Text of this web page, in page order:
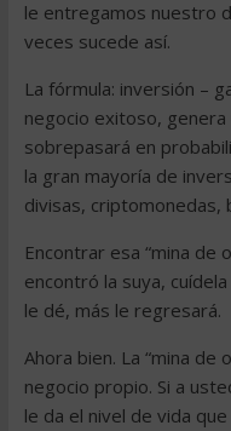
le entregamos nuestro
veces sucede así.
La fórmula: inversión –
negocio exitoso,
sobrepasará en
la gran mayoría de
divisas, criptomonedas,
Encontrar esa “mina de
encontró la suya,
le dé, más le regresará.
Ahora bien. La “mina de
negocio propio. Si a
le da el nivel de vida